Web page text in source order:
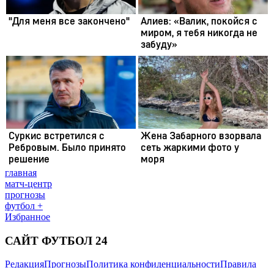
главная
матч-центр
прогнозы
футбол +
Избранное
САЙТ ФУТБОЛ 24
РедакцияПрогнозыПолитика конфиденциальностиПравила